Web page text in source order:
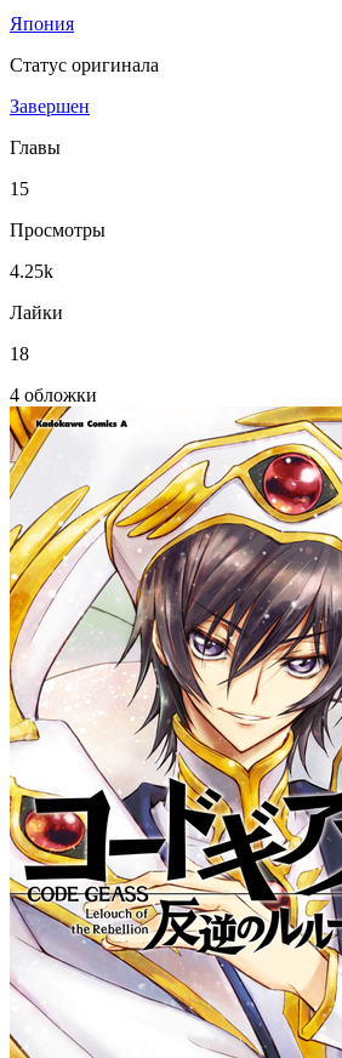
Япония
Статус оригинала
Завершен
Главы
15
Просмотры
4.25k
Лайки
18
4 обложки